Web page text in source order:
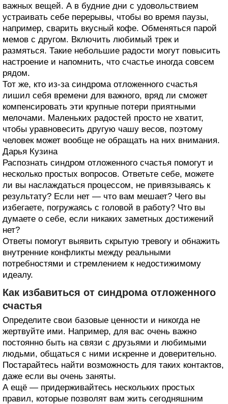
важных вещей. А в будние дни с удовольствием
устраивать себе перерывы, чтобы во время паузы,
например, сварить вкусный кофе. Обменяться парой
мемов с другом. Включить любимый трек и
размяться. Такие небольшие радости могут повысить
настроение и напомнить, что счастье иногда совсем
рядом.
Тот же, кто из-за синдрома отложенного счастья
лишил себя времени для важного, вряд ли сможет
компенсировать эти крупные потери приятными
мелочами. Маленьких радостей просто не хватит,
чтобы уравновесить другую чашу весов, поэтому
человек может вообще не обращать на них внимания.
Дарья Кузина
Распознать синдром отложенного счастья помогут и
несколько простых вопросов. Ответьте себе, можете
ли вы наслаждаться процессом, не привязываясь к
результату? Если нет — что вам мешает? Чего вы
избегаете, погружаясь с головой в работу? Что вы
думаете о себе, если никаких заметных достижений
нет?
Ответы помогут выявить скрытую тревогу и обнажить
внутренние конфликты между реальными
потребностями и стремлением к недостижимому
идеалу.
Как избавиться от синдрома отложенного
счастья
Определите свои базовые ценности и никогда не
жертвуйте ими. Например, для вас очень важно
постоянно быть на связи с друзьями и любимыми
людьми, общаться с ними искренне и доверительно.
Постарайтесь найти возможность для таких контактов,
даже если вы очень заняты.
А ещё — придерживайтесь нескольких простых
правил, которые позволят вам жить сегодняшним